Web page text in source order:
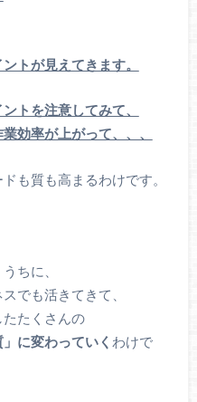
トが見えてきます。
トを注意してみて、
効率が上がって、、、
も質も高まるわけです。
ちに、
でも活きてきて、
たくさんの
に変わっていく わけで